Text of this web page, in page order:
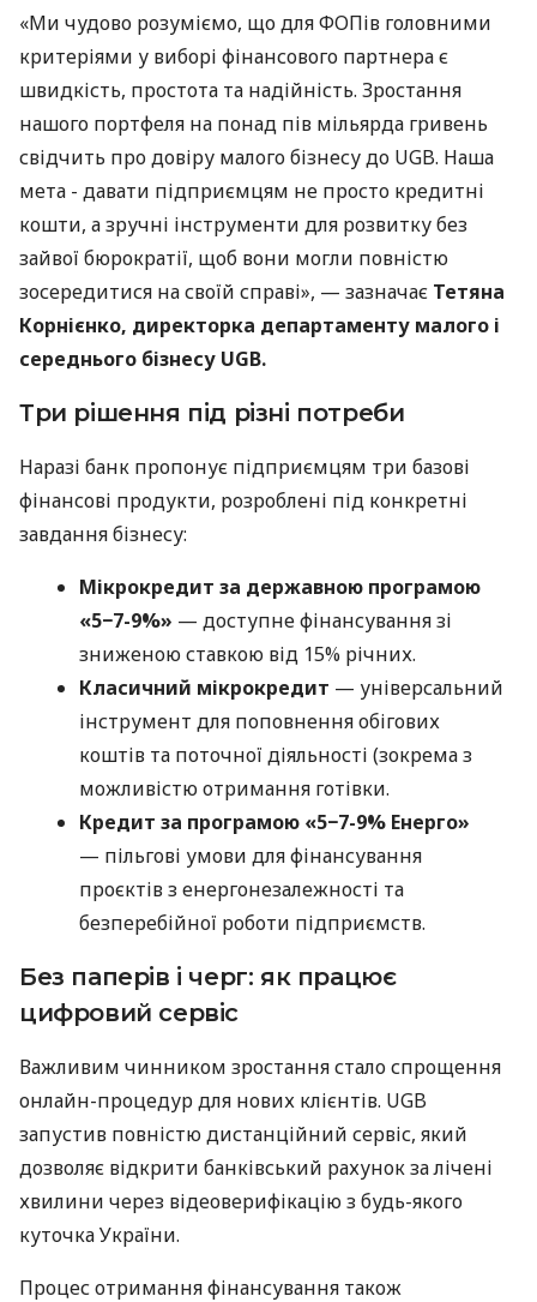
«Ми чудово розуміємо, що для ФОПів головними
критеріями у виборі фінансового партнера є
швидкість, простота та надійність. Зростання
нашого портфеля на понад пів мільярда гривень
свідчить про довіру малого бізнесу до UGB. Наша
мета - давати підприємцям не просто кредитні
кошти, а зручні інструменти для розвитку без
зайвої бюрократії, щоб вони могли повністю
зосередитися на своїй справі», — зазначає Тетяна
Корнієнко, директорка департаменту малого і
середнього бізнесу UGB.
Три рішення під різні потреби
Наразі банк пропонує підприємцям три базові
фінансові продукти, розроблені під конкретні
завдання бізнесу:
Мікрокредит за державною програмою
«5−7-9%» — доступне фінансування зі
зниженою ставкою від 15% річних.
Класичний мікрокредит — універсальний
інструмент для поповнення обігових
коштів та поточної діяльності (зокрема з
можливістю отримання готівки.
Кредит за програмою «5−7-9% Енерго»
— пільгові умови для фінансування
проєктів з енергонезалежності та
безперебійної роботи підприємств.
Без паперів і черг: як працює
цифровий сервіс
Важливим чинником зростання стало спрощення
онлайн-процедур для нових клієнтів. UGB
запустив повністю дистанційний сервіс, який
дозволяє відкрити банківський рахунок за лічені
хвилини через відеоверифікацію з будь-якого
куточка України.
Процес отримання фінансування також